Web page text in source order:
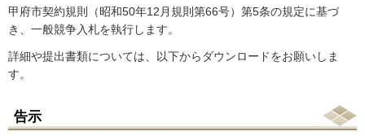
甲府市契約規則（昭和50年12月規則第66号）第5条の規定に基づ
き、一般競争入札を執行します。
詳細や提出書類については、以下からダウンロードをお願いしま
す。
告示